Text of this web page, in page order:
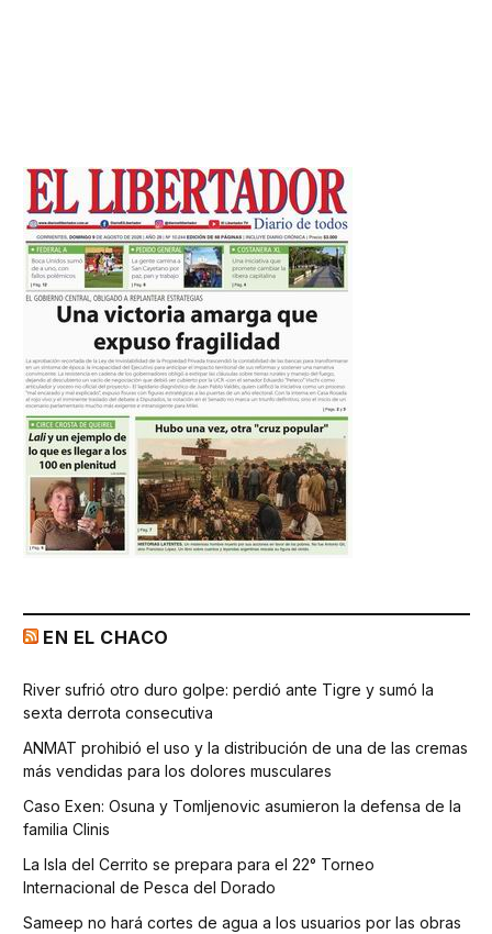
EN EL CHACO
River sufrió otro duro golpe: perdió ante Tigre y sumó la
sexta derrota consecutiva
ANMAT prohibió el uso y la distribución de una de las cremas
más vendidas para los dolores musculares
Caso Exen: Osuna y Tomljenovic asumieron la defensa de la
familia Clinis
La Isla del Cerrito se prepara para el 22° Torneo
Internacional de Pesca del Dorado
Sameep no hará cortes de agua a los usuarios por las obras